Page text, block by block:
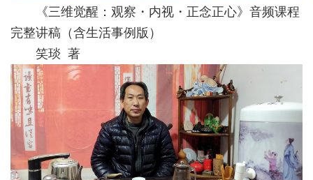
《三维觉醒：观察・内视・正念正心》音频课程
完整讲稿（含生活事例版）
笑琰 著